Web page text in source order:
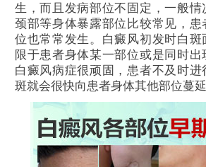
生，而且发病部位不固定，一般情
颈部等身体暴露部位比较常见，患
位也常常发生。白癜风初发时白斑
限于患者身体某一部位或是同时出
白癜风病症很顽固，患者不及时进
斑就会很快向患者身体其他部位蔓延